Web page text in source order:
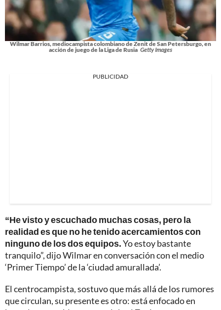
Wilmar Barrios, mediocampista colombiano de Zenit de San Petersburgo, en
acción de juego de la Liga de Rusia Getty Images
PUBLICIDAD
“He visto y escuchado muchas cosas, pero la
realidad es que no he tenido acercamientos con
ninguno de los dos equipos.Yo estoy bastante
tranquilo”, dijo Wilmar en conversación con el medio
‘Primer Tiempo’ de la ‘ciudad amurallada’.
El centrocampista, sostuvo que más allá de los rumores
que circulan, su presente es otro: está enfocado en